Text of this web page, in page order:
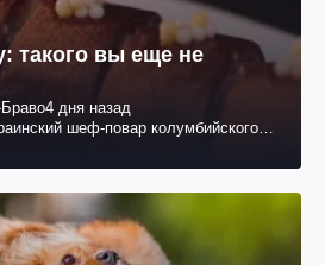
такого вы еще не
4 дня назад
шеф-повар колумбийского